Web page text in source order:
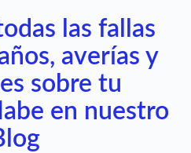
las fallas
averías y
sobre tu
en nuestro